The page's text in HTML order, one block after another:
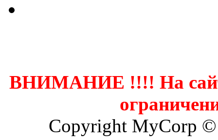
ВНИМАНИЕ !!!! На
Copyright MyCorp